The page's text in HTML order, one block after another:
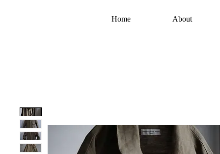
Home About